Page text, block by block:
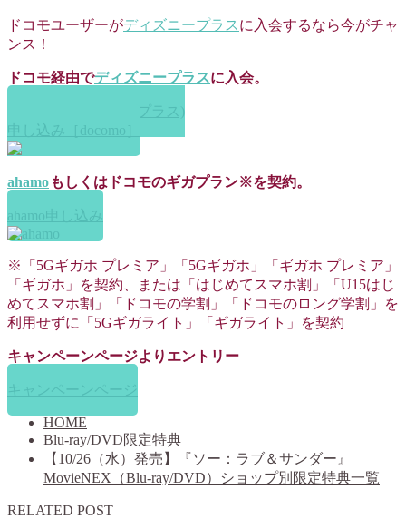
ドコモユーザーがディズニープラス に入会するなら今がチャ
ンス！
ドコモ経由でディズニープラスに入会。
Disney+ (ディズニープラス)
申し込み［docomo］
ahamo もしくはドコモのギガプラン※を契約。
ahamo申し込み
※「5Gギガホ プレミア」「5Gギガホ」「ギガホ プレミア」
「ギガホ」を契約、または「はじめてスマホ割」「U15はじ
めてスマホ割」「ドコモの学割」「ドコモのロング学割」を
利用せずに「5Gギガライト」「ギガライト」を契約
キャンペーンページよりエントリー
キャンペーンページ
HOME
Blu-ray/DVD限定特典
【10/26（水）発売】『ソー：ラブ＆サンダー』
MovieNEX（Blu-ray/DVD）ショップ別限定特典一覧
RELATED POST